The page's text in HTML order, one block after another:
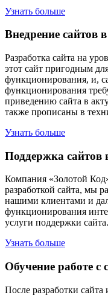
Узнать больше
Внедрение сайтов
Разработка сайта на
этот сайт пригодным
функционирования, и,
функционирования
приведению сайта в
также прописаны в
Узнать больше
Поддержка сайтов
Компания «Золотой
разработкой сайта, мы
нашими клиентами и
функционирования
услуги поддержки сайта.
Узнать больше
Обучение работе с
После разработки сайта